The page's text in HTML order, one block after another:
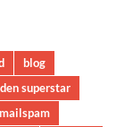
blog
superstar